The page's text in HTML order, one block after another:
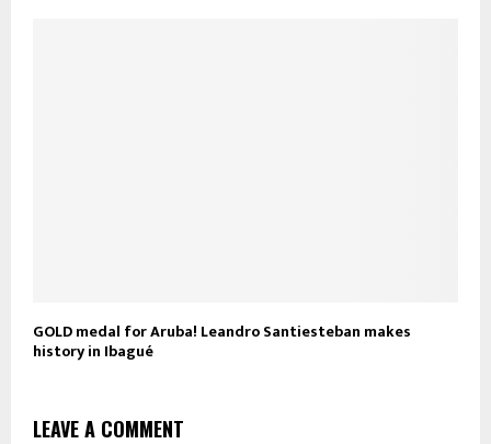
GOLD medal for Aruba! Leandro Santiesteban makes
history in Ibagué
LEAVE A COMMENT